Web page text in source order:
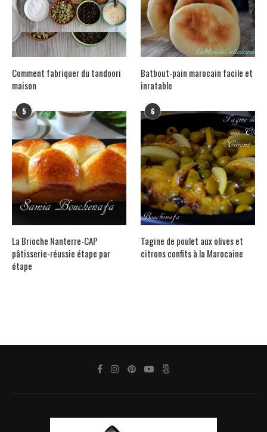
Comment fabriquer du tandoori
maison
Batbout-pain marocain facile et
inratable
5
La Brioche Nanterre-CAP
pâtisserie-réussie étape par
étape
6
Tagine de poulet aux olives et
citrons confits à la Marocaine